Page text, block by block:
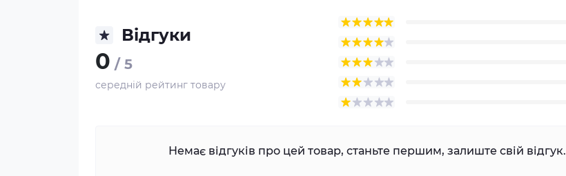
Відгуки
0 / 5
середній рейтинг товару
Немає відгуків про цей товар, станьте першим, залиште свій відгук.